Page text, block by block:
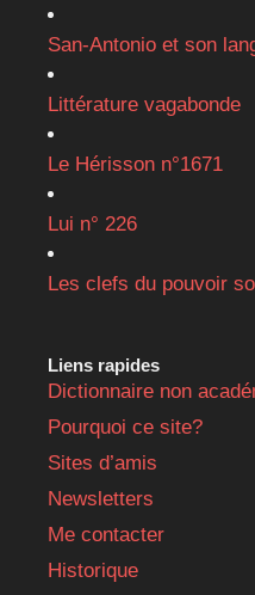
San-Antonio et son
Littérature vagabonde
Le Hérisson n°1671
Lui n° 226
Les clefs du pouvoir
Liens rapides
Dictionnaire non
Pourquoi ce site?
Sites d’amis
Newsletters
Me contacter
Historique